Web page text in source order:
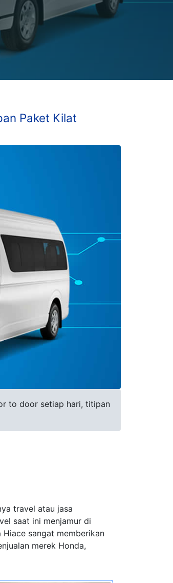
Paket Kilat
to door setiap hari, titipan
travel atau jasa
saat ini menjamur di
sangat memberikan
merek Honda,